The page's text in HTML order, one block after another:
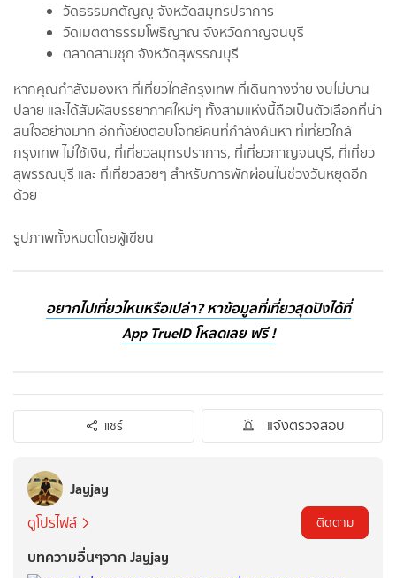
วัดธรรมกตัญญู จังหวัดสมุทรปราการ
วัดเมตตาธรรมโพธิญาณ จังหวัดกาญจนบุรี
ตลาดสามชุก จังหวัดสุพรรณบุรี
หากคุณกำลังมองหา ที่เที่ยวใกล้กรุงเทพ ที่เดินทางง่าย งบไม่บาน
ปลาย และได้สัมผัสบรรยากาศใหม่ๆ ทั้งสามแห่งนี้ถือเป็นตัวเลือกที่น่า
สนใจอย่างมาก อีกทั้งยังตอบโจทย์คนที่กำลังค้นหา ที่เที่ยวใกล้
กรุงเทพ ไม่ใช้เงิน, ที่เที่ยวสมุทรปราการ, ที่เที่ยวกาญจนบุรี, ที่เที่ยว
สุพรรณบุรี และ ที่เที่ยวสวยๆ สำหรับการพักผ่อนในช่วงวันหยุดอีก
ด้วย
รูปภาพทั้งหมดโดยผู้เขียน
อยากไปเที่ยวไหนหรือเปล่า? หาข้อมูลที่เที่ยวสุดปังได้ที่
App TrueID โหลดเลย ฟรี !
แชร์ แจ้งตรวจสอบ
Jayjay
ดูโปรไฟล์ ติดตาม
บทความอื่นๆจาก Jayjay